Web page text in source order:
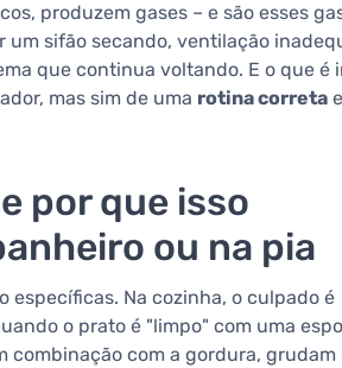
produzem gases – e são esses
um sifão secando, ventilação
que continua voltando. E o que é
mas sim de uma rotina correta
por que isso
ou na pia
específicas. Na cozinha, o culpado é
o prato é "limpo" com uma
combinação com a gordura, grudam